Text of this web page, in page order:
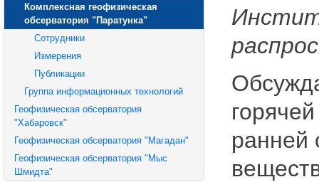
Комплексная геофизическая
обсерватория "Паратунка"
Сотрудники
Измерения
Публикации
Группа информационных технологий
Геофизическая обсерватория
"Хабаровск"
Геофизическая обсерватория "Магадан"
Геофизическая обсерватория "Мыс
Шмидта"
ранней